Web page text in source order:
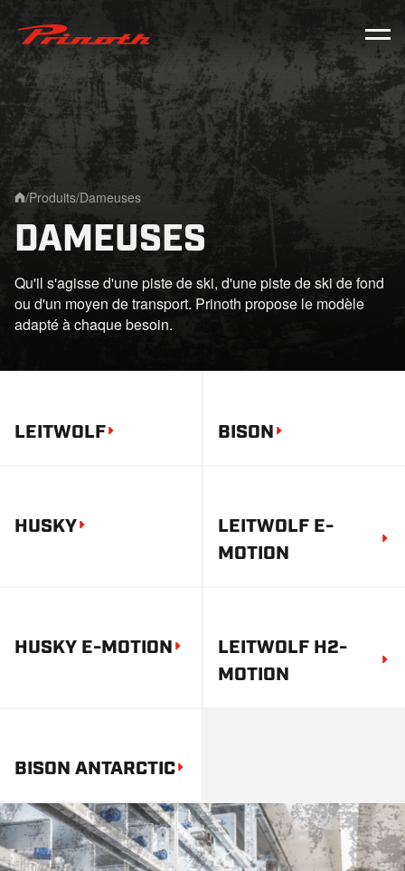
Prinoth - Corporate Website
/Produits/Dameuses
DAMEUSES
Qu'il s'agisse d'une piste de ski, d'une piste de ski de fond
ou d'un moyen de transport. Prinoth propose le modèle
adapté à chaque besoin.
LEITWOLF BISON
HUSKY
LEITWOLF E-
MOTION
HUSKY E-MOTION
LEITWOLF H2-
MOTION
BISON ANTARCTIC